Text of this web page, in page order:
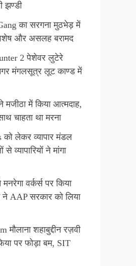
झण्डी
का सरगना मुठभेड़ में
और असलह बरामद
2 पेशेवर लुटेरे
मंगलसूत्र लूट काण्‍ड में
में किया आत्मदाह,
चाहता था मरना
लेकर व्यापार मंडल
व्यापारियों ने मांगा
वर्कर्स पर किया
ने AAP सरकार को लिया
शहाबुद्दीन रज़वी
पर फोड़ा बम, SIT